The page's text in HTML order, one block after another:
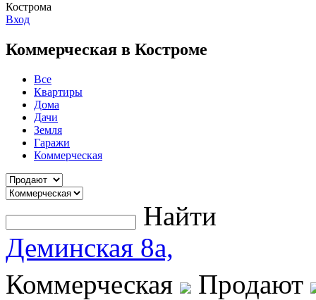
Кострома
Вход
Коммерческая в Костроме
Все
Квартиры
Дома
Дачи
Земля
Гаражи
Коммерческая
Найти
Деминская 8а,
Коммерческая
Продают